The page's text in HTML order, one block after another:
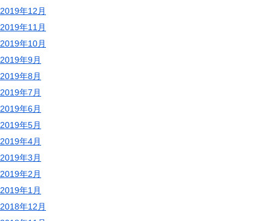
2019年12月
2019年11月
2019年10月
2019年9月
2019年8月
2019年7月
2019年6月
2019年5月
2019年4月
2019年3月
2019年2月
2019年1月
2018年12月